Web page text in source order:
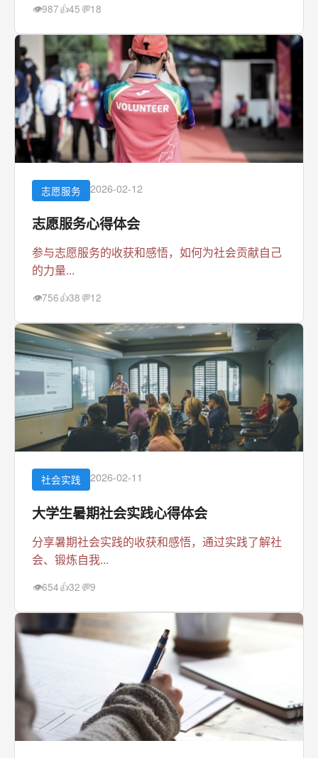
👁987👍45 💬18
志愿服务 2026-02-12
志愿服务心得体会
参与志愿服务的收获和感悟，如何为社会贡献自己
的力量...
👁756👍38 💬12
社会实践 2026-02-11
大学生暑期社会实践心得体会
分享暑期社会实践的收获和感悟，通过实践了解社
会、锻炼自我...
👁654👍32 💬9